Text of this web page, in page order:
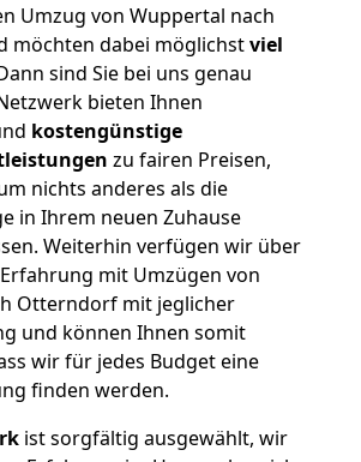
Umzug von Wuppertal nach
möchten dabei möglichstviel
sind Sie bei uns genau
bieten Ihnen
kostengünstige
zu fairen Preisen,
nichts anderes als die
in Ihrem neuen Zuhause
Weiterhin verfügen wir über
mit Umzügen von
Otterndorf mit jeglicher
und können Ihnen somit
wir für jedes Budget eine
finden werden.
ist sorgfältig ausgewählt, wir